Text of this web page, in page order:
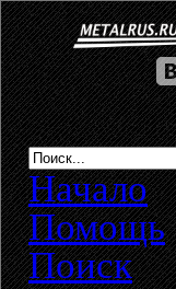
Начало
Помощь
Поиск